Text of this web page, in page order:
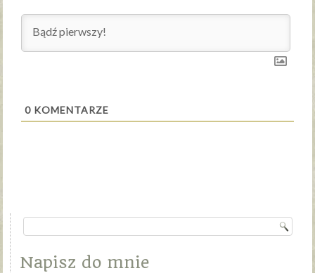
0 KOMENTARZE
Napisz do mnie